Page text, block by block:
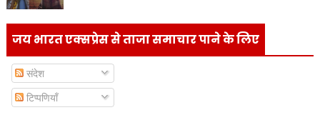
जय भारत एक्सप्रेस से ताजा समाचार पाने के लिए
संदेश
टिप्पणियाँ